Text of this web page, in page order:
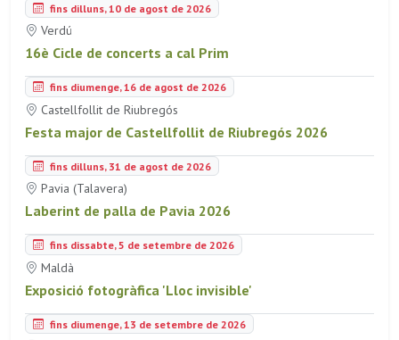
fins dilluns, 10 de agost de 2026
Verdú
16è Cicle de concerts a cal Prim
fins diumenge, 16 de agost de 2026
Castellfollit de Riubregós
Festa major de Castellfollit de Riubregós 2026
fins dilluns, 31 de agost de 2026
Pavia (Talavera)
Laberint de palla de Pavia 2026
fins dissabte, 5 de setembre de 2026
Maldà
Exposició fotogràfica 'Lloc invisible'
fins diumenge, 13 de setembre de 2026